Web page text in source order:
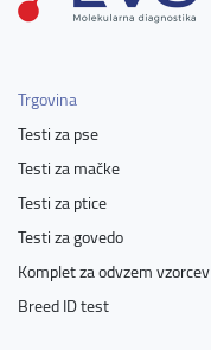
Trgovina
Testi za pse
Testi za mačke
Testi za ptice
Testi za govedo
Komplet za odvzem vzorcev
Breed ID test